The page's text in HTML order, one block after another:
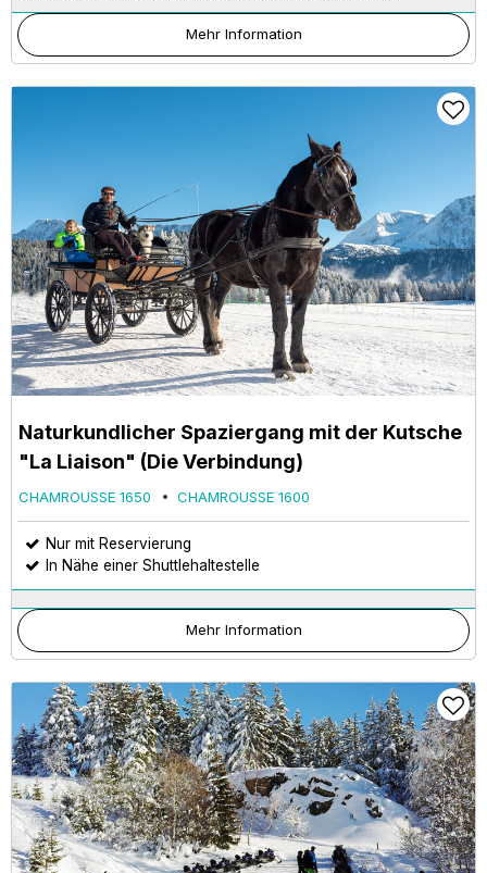
Mehr Information
Naturkundlicher Spaziergang mit der Kutsche
"La Liaison" (Die Verbindung)
CHAMROUSSE 1650 CHAMROUSSE 1600
Nur mit Reservierung
In Nähe einer Shuttlehaltestelle
Mehr Information